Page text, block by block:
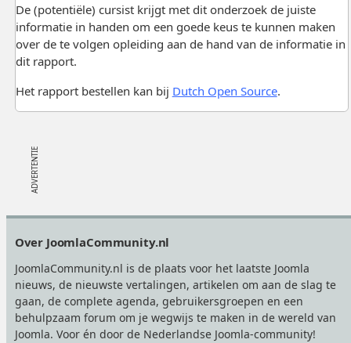
De (potentiële) cursist krijgt met dit onderzoek de juiste
informatie in handen om een goede keus te kunnen maken
over de te volgen opleiding aan de hand van de informatie in
dit rapport.
Het rapport bestellen kan bij Dutch Open Source.
Over JoomlaCommunity.nl
JoomlaCommunity.nl is de plaats voor het laatste Joomla
nieuws, de nieuwste vertalingen, artikelen om aan de slag te
gaan, de complete agenda, gebruikersgroepen en een
behulpzaam forum om je wegwijs te maken in de wereld van
Joomla. Voor én door de Nederlandse Joomla-community!